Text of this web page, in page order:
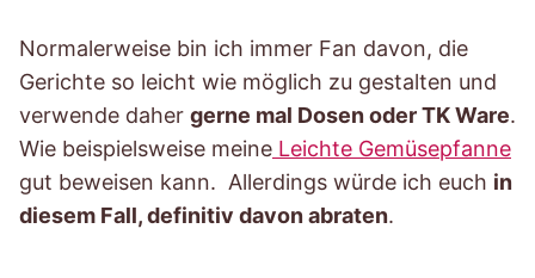
Normalerweise bin ich immer Fan davon, die
Gerichte so leicht wie möglich zu gestalten und
verwende daher gerne mal Dosen oder TK Ware.
Wie beispielsweise meine Leichte Gemüsepfanne
gut beweisen kann. Allerdings würde ich euch in
diesem Fall, definitiv davon abraten.